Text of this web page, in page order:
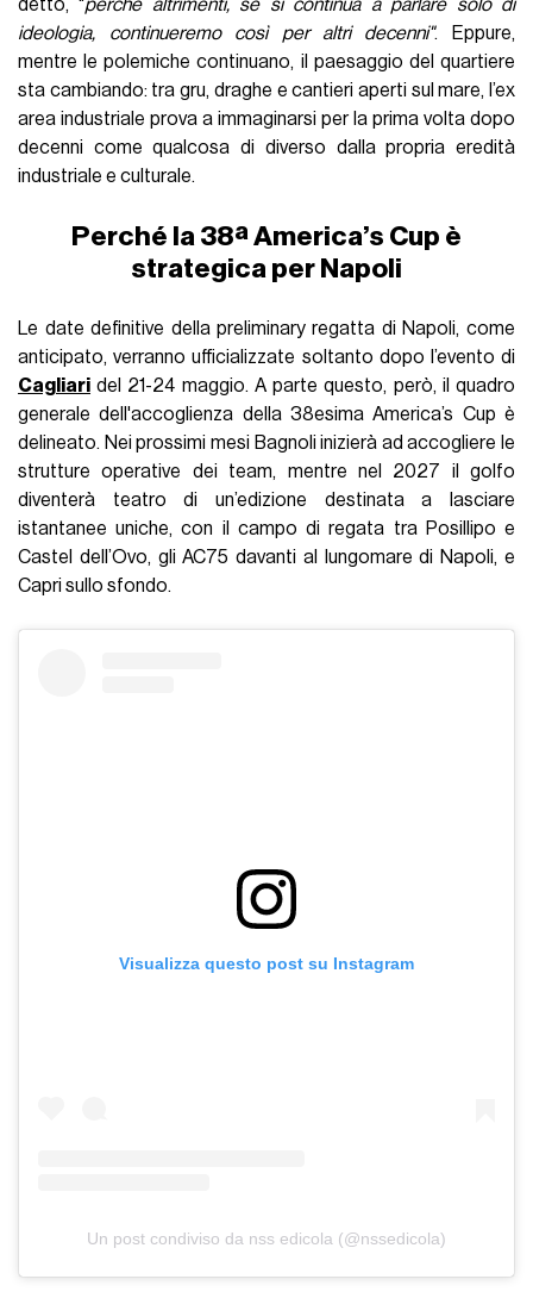
detto, "perché altrimenti, se si continua a parlare solo di
ideologia, continueremo così per altri decenni". Eppure,
mentre le polemiche continuano, il paesaggio del quartiere
sta cambiando: tra gru, draghe e cantieri aperti sul mare, l’ex
area industriale prova a immaginarsi per la prima volta dopo
decenni come qualcosa di diverso dalla propria eredità
industriale e culturale.
Perché la 38ª America’s Cup è
strategica per Napoli
Le date definitive della preliminary regatta di Napoli, come
anticipato, verranno ufficializzate soltanto dopo l’evento di
Cagliari del 21-24 maggio. A parte questo, però, il quadro
generale dell'accoglienza della 38esima America’s Cup è
delineato. Nei prossimi mesi Bagnoli inizierà ad accogliere le
strutture operative dei team, mentre nel 2027 il golfo
diventerà teatro di un’edizione destinata a lasciare
istantanee uniche, con il campo di regata tra Posillipo e
Castel dell’Ovo, gli AC75 davanti al lungomare di Napoli, e
Capri sullo sfondo.
Visualizza questo post su Instagram
Un post condiviso da nss edicola (@nssedicola)